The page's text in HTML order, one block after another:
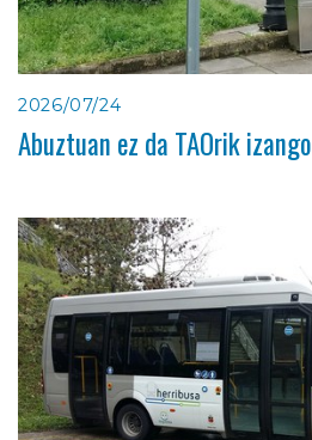
2026/07/24
Abuztuan ez da TAOrik izango